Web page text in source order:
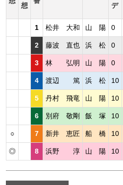
想
デ
1 松井 大和 山 陽 0
2 藤波 直也 浜 松 0
3 林 弘明 山 陽 0
4 渡辺 篤 浜 松 10
5 丹村 飛竜 山 陽 10
6 別府 敬剛 飯 塚 10
○ 7 新井 恵匠 船 橋 10
◎ 8 浜野 淳 山 陽 10